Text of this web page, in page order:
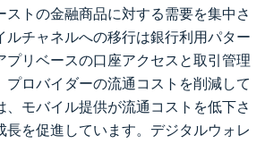
ストの金融商品に対する需要を集中さ
ルチャネルへの移行は銀行利用パター
プリベースの口座アクセスと取引管理
プロバイダーの流通コストを削減して
、モバイル提供が流通コストを低下さ
長を促進しています。デジタルウォレ